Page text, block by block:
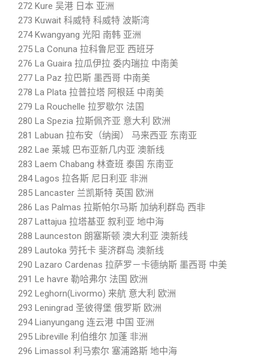
272 Kure 吴港 日本 亚洲
273 Kuwait 科威特 科威特 波斯湾
274 Kwangyang 光阳 南韩 亚洲
275 La Conuna 拉科鲁尼亚 西班牙
276 La Guaira 拉瓜伊拉 委内瑞拉 中南美
277 La Paz 拉巴斯 墨西哥 中南美
278 La Plata 拉普拉塔 阿根廷 中南美
279 La Rouchelle 拉罗歇尔 法国
280 La Spezia 拉斯佩齐亚 意大利 欧洲
281 Labuan 拉布安（纳闽） 马来西亚 东南亚
282 Lae 莱城 巴布亚新几内亚 澳新线
283 Laem Chabang 林查班 泰国 东南亚
284 Lagos 拉各斯 尼日利亚 非洲
285 Lancaster 兰凯斯特 英国 欧洲
286 Las Palmas 拉斯帕尔马斯 加纳利群岛 西非
287 Lattajua 拉塔基亚 叙利亚 地中海
288 Launceston 朗塞斯顿 澳大利亚 澳新线
289 Lautoka 劳托卡 斐济群岛 澳新线
290 Lazaro Cardenas 拉萨罗－卡德纳斯 墨西哥 中美
291 Le havre 勒哈弗尔 法国 欧洲
292 Leghorn(Livormo) 来航 意大利 欧洲
293 Leningrad 圣彼得堡 俄罗斯 欧洲
294 Lianyungang 连云港 中国 亚洲
295 Libreville 利伯维尔 加蓬 非洲
296 Limassol 利马索尔 塞浦路斯 地中海